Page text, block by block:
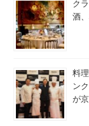
ク
酒
料
ン
が